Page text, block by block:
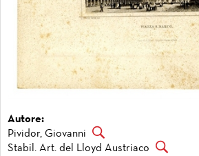
Autore:
Pividor, Giovanni
Stabil. Art. del Lloyd Austriaco